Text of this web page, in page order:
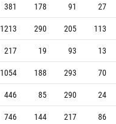
381 178 91
27
1213 290 205
113
217 19 93
13
1054 188 293
70
446 85 290
24
746 144 217
86